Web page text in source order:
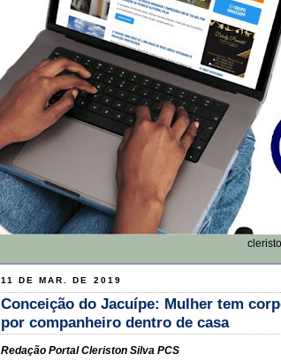
11 DE MAR. DE 2019
Conceição do Jacuípe: Mulher tem
por companheiro dentro de casa
Redação Portal Cleriston Silva PCS